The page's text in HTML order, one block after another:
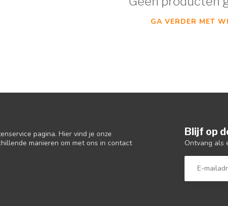
GA VERDER MET
pagina. Hier vind je onze
manieren om met ons in contact
Blijf op
Ontvang als